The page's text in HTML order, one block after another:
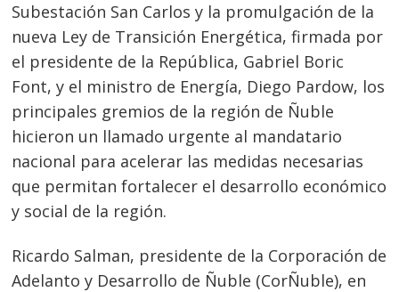
Subestación San Carlos y la promulgación de la
nueva Ley de Transición Energética, firmada por
el presidente de la República, Gabriel Boric
Font, y el ministro de Energía, Diego Pardow, los
principales gremios de la región de Ñuble
hicieron un llamado urgente al mandatario
nacional para acelerar las medidas necesarias
que permitan fortalecer el desarrollo económico
y social de la región.
Ricardo Salman, presidente de la Corporación de
Adelanto y Desarrollo de Ñuble (CorÑuble), en